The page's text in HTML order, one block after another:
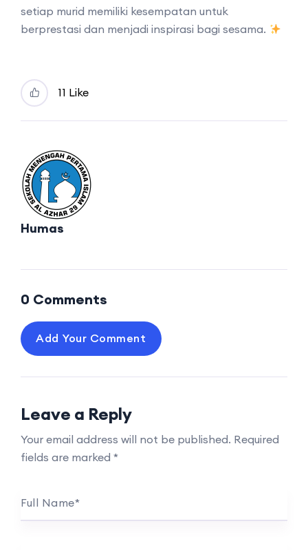
setiap murid memiliki kesempatan untuk
berprestasi dan menjadi inspirasi bagi sesama.
11 Like
Humas
0 Comments
Add Your Comment
Leave a Reply
Your email address will not be published. Required
fields are marked *
Full Name*